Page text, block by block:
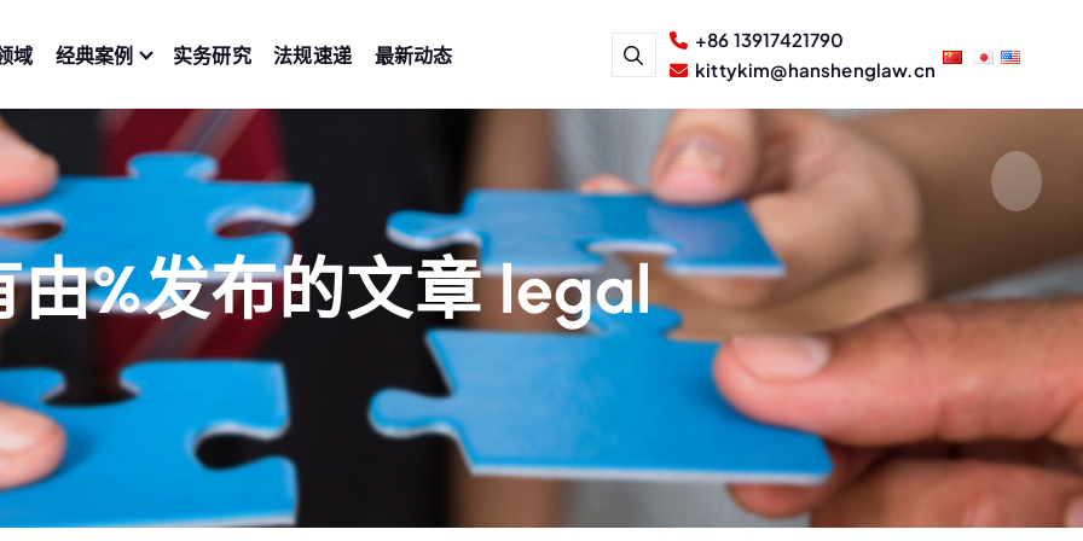
域 经典案例 实务研究 法规速递 最新动态
+86 13917421790
kittykim@hanshenglaw.cn
由%发布的文章 legal